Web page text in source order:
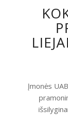
Įmonės